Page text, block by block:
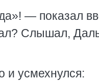
— показал
Слышал,
и усмехнулся: